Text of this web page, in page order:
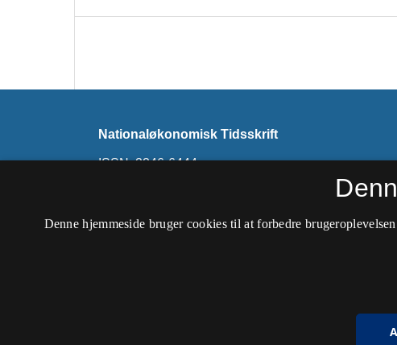
Nationaløkonomisk Tidsskrift
ISSN: 2246-6444
Tidsskriftet udkommer ikke længere på denne side.
Forening).
Denne hjemmeside bruger cookies til at forbedre